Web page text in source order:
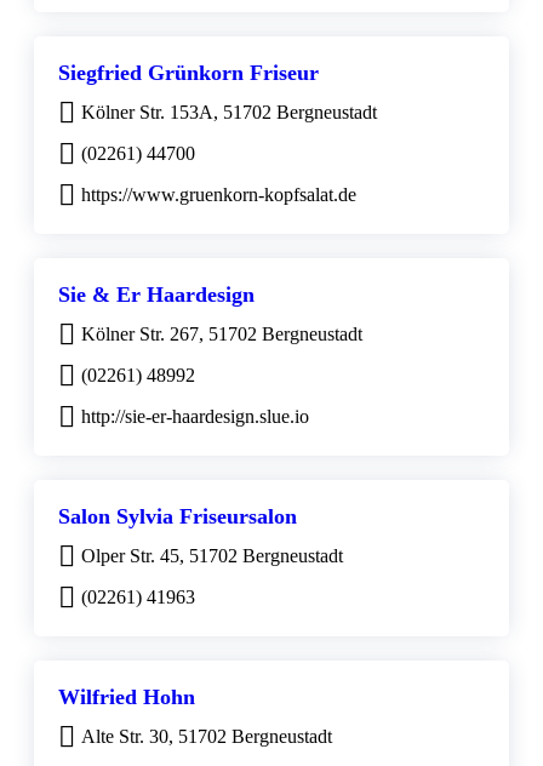
Siegfried Grünkorn Friseur
Kölner Str. 153A, 51702 Bergneustadt
(02261) 44700
https://www.gruenkorn-kopfsalat.de
Sie & Er Haardesign
Kölner Str. 267, 51702 Bergneustadt
(02261) 48992
http://sie-er-haardesign.slue.io
Salon Sylvia Friseursalon
Olper Str. 45, 51702 Bergneustadt
(02261) 41963
Wilfried Hohn
Alte Str. 30, 51702 Bergneustadt